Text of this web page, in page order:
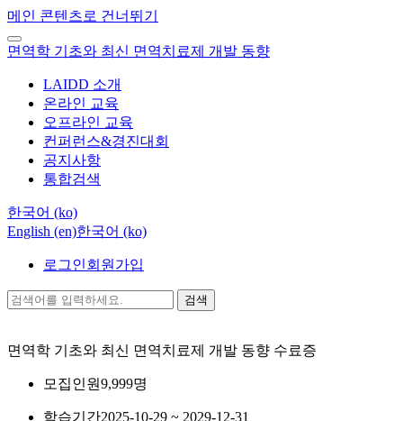
메인 콘텐츠로 건너뛰기
면역학 기초와 최신 면역치료제 개발 동향
LAIDD 소개
온라인 교육
오프라인 교육
컨퍼런스&경진대회
공지사항
통합검색
한국어 ‎(ko)‎
English ‎(en)‎한국어 ‎(ko)‎
로그인회원가입
검색
면역학 기초와 최신 면역치료제 개발 동향 수료증
모집인원9,999명
학습기간2025-10-29 ~ 2029-12-31